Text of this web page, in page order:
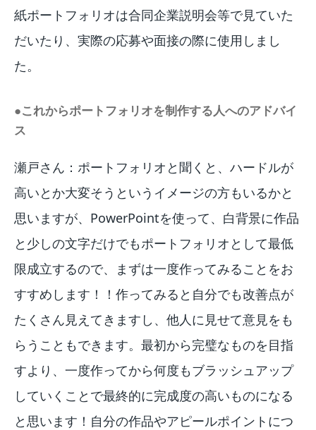
紙ポートフォリオは合同企業説明会等で見ていた
だいたり、実際の応募や面接の際に使用しまし
た。
●これからポートフォリオを制作する人へのアドバイ
ス
瀬戸さん：ポートフォリオと聞くと、ハードルが
高いとか大変そうというイメージの方もいるかと
思いますが、PowerPointを使って、白背景に作品
と少しの文字だけでもポートフォリオとして最低
限成立するので、まずは一度作ってみることをお
すすめします！！作ってみると自分でも改善点が
たくさん見えてきますし、他人に見せて意見をも
らうこともできます。最初から完璧なものを目指
すより、一度作ってから何度もブラッシュアップ
していくことで最終的に完成度の高いものになる
と思います！自分の作品やアピールポイントにつ